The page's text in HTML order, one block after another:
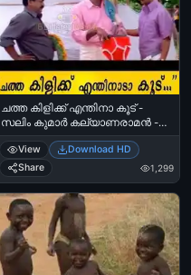
ചത്ത കിളിക്ക് എന്തിനാ കൂട് -
സലിം കുമാര്‍ കല്യാണരാമന്‍ -
Chatha Kilikku Enthinaa Koodu -
Salim Kumar‍ in Kalyanaraman
View
Download HD
Share
1,299